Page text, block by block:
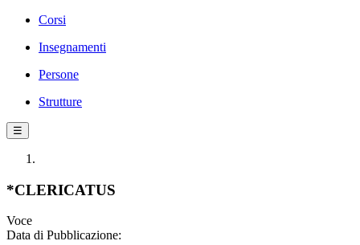
Corsi
Insegnamenti
Persone
Strutture
☰
*CLERICATUS
Voce
Data di Pubblicazione: